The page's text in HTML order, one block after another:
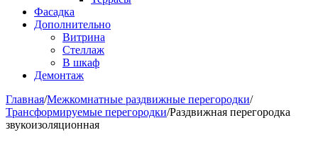
Фасадка
Дополнительно
Витрина
Стеллаж
В шкаф
Демонтаж
Главная/Межкомнатные раздвижные перегородки/
Трансформируемые перегородки/Раздвижная перегородка
звукоизоляционная